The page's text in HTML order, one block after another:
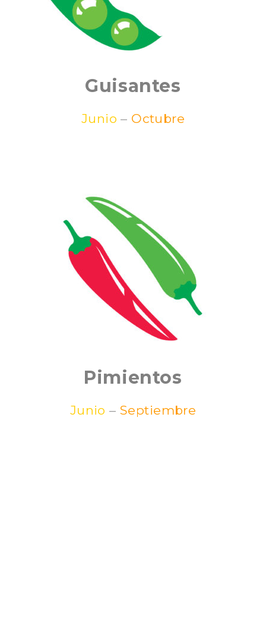
Guisantes
Junio – Octubre
Pimientos
Junio – Septiembre